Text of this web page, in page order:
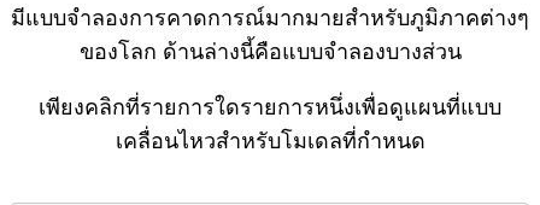
มีแบบจำลองการคาดการณ์มากมายสำหรับภูมิภาคต่างๆ
ของโลก ด้านล่างนี้คือแบบจำลองบางส่วน
เพียงคลิกที่รายการใดรายการหนึ่งเพื่อดูแผนที่แบบ
เคลื่อนไหวสำหรับโมเดลที่กำหนด